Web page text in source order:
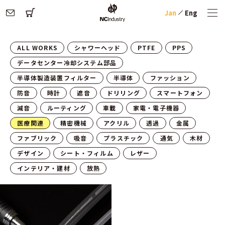
Jan Eng
ALL WORKS シャワーヘッド PTFE
PPS
データセンター冷却システム部品
半導体製造装置フィルター
半導体
ファッション
防音
時計 遮音 ドリリング
スマートフォン
減音
ルーティング 車載
家電・電子機器
医療関連
精密機械 アクリル 透過
金属
ファブリック
吸音 プラスチック 通気
木材
デザイン
シート・フィルム
レザー
インテリア・建材
放熱